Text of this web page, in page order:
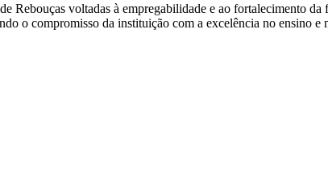
Rebouças voltadas à empregabilidade e ao fortalecimento
o compromisso da instituição com a excelência no ensino e